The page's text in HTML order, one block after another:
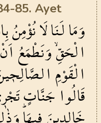
85. Ayet
وَمَالَنَالَانُؤْمِنُ
الْحَقِّۙوَنَطْمَعُ اَنْ
الْقَوْمِ
قَالُوا جَنَّاتٍ